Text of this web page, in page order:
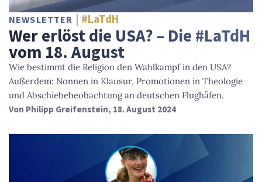
NEWSLETTER #LaTdH
Wer erlöst die USA? – Die #LaTdH
vom 18. August
Wie bestimmt die Religion den Wahlkampf in den USA?
Außerdem: Nonnen in Klausur, Promotionen in Theologie
und Abschiebebeobachtung an deutschen Flughäfen.
Von Philipp Greifenstein, 18. August 2024